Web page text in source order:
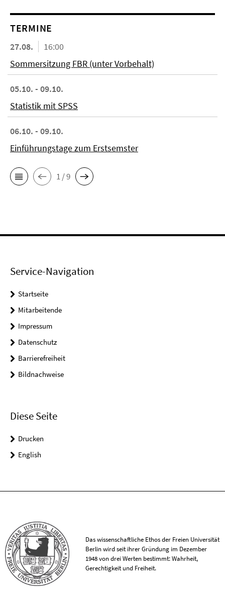
TERMINE
27.08.
16:00
Sommersitzung FBR (unter Vorbehalt)
05.10. - 09.10.
Statistik mit SPSS
06.10. - 09.10.
Einführungstage zum Erstsemster
1 / 9
Service-Navigation
Startseite
Mitarbeitende
Impressum
Datenschutz
Barrierefreiheit
Bildnachweise
Diese Seite
Drucken
English
Das wissenschaftliche Ethos der Freien Universität
Berlin wird seit ihrer Gründung im Dezember
1948 von drei Werten bestimmt: Wahrheit,
Gerechtigkeit und Freiheit.